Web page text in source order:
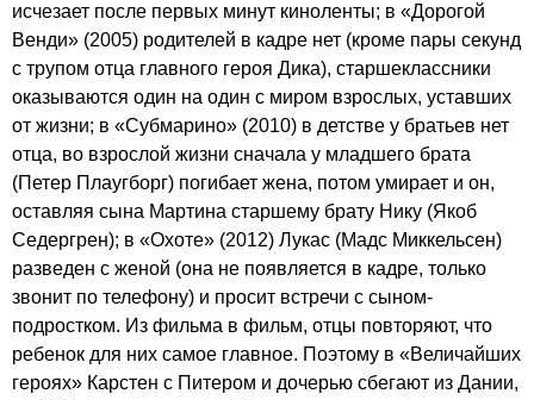
исчезает после первых минут киноленты; в «Дорогой
Венди» (2005) родителей в кадре нет (кроме пары секунд
с трупом отца главного героя Дика), старшеклассники
оказываются один на один с миром взрослых, уставших
от жизни; в «Субмарино» (2010) в детстве у братьев нет
отца, во взрослой жизни сначала у младшего брата
(Петер Плаугборг) погибает жена, потом умирает и он,
оставляя сына Мартина старшему брату Нику (Якоб
Седергрен); в «Охоте» (2012) Лукас (Мадс Миккельсен)
разведен с женой (она не появляется в кадре, только
звонит по телефону) и просит встречи с сыном-
подростком. Из фильма в фильм, отцы повторяют, что
ребенок для них самое главное. Поэтому в «Величайших
героях» Карстен с Питером и дочерью сбегают из Дании,